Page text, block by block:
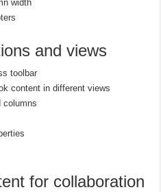
width
and views
toolbar
content in different views
columns
for collaboration